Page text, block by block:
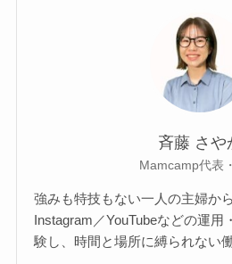
斉藤 さや
Mamcamp代表
強みも特技もない一人の主婦か
Instagram／YouTubeなどの運用
験し、時間と場所に縛られない